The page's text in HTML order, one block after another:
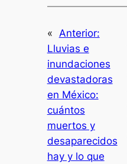
« Anterior:
Lluvias e
inundaciones
devastadoras
en México:
cuántos
muertos y
desaparecidos
hay y lo que